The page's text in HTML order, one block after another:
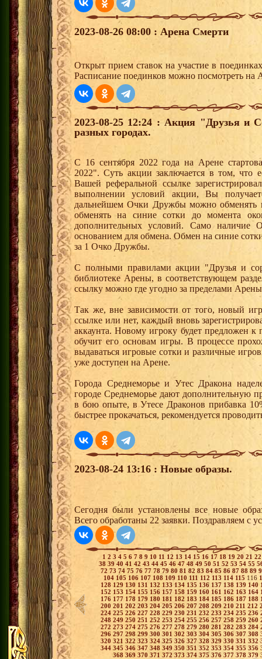
2023-08-26 08:00 : Арена Смерти
Открыт прием ставок на участие в
Расписание поединков можно посмотреть на
2023-08-25 12:24 : Акция "Друзья и
разных городах.
С 16 сентября 2022 года на Арене
2022". Суть акции заключается в том, что
Вашей реферальной ссылке
выполнении условий акции, Вы
дальнейшем Очки Дружбы можно
обменять на синие сотки до момента
дополнительных условий. Само наличие
основанием для обмена. Обмен на синие
за 1 Очко Дружбы.
С полными правилами акции "Друзья и
библиотеке Арены, в соответствующем
ссылку можно где угодно за пределами
Так же, вне зависимости от того, новый
ссылке или нет, каждый вновь
аккаунта. Новому игроку будет предложен
обучит его основам игры. В процессе
выдаваться игровые сотки и различные
уже доступен на Арене.
Города Среднеморье и Утес Дракона
городе Среднеморье дают дополнительную
в бою опыте, в Утесе Драконов прибавка
быстрее прокачаться, рекомендуется
2023-08-24 13:16 : Новые образы.
Сегодня были установлены все новые
Всего обработаны 22 заявки. Поздравляем с
1 2 3 4 5 6 7 8 9 10 11 12 13 14 15 16 17 18 19 20 21
38 39 40 41 42 43 44 45 46 47 48 49 50 51 52 53 54 55
72 73 74 75 76 77 78 79 80 81 82 83 84 85 86 87 88 89
104 105 106 107 108 109 110 111 112 113 114 115 116
128 129 130 131 132 133134 135 136 137 138 139 140
152 153 154 155 156 157 158 159 160 161 162 163 164
176 177 178 179 180 181 182 183 184 185 186 187 188
200 201 202 203 204 205 206 207 208 209 210 211 212
224 225 226 227 228 229 230 231 232 233 234 235 236
248 249 250 251 252 253 254 255 256 257 258 259 260
272 273 274 275 276 277 278 279 280 281282 283 284
296 297 298 299 300 301 302 303 304 305 306 307 308
320 321 322 323 324 325 326 327 328 329 330 331 332
344 345 346 347 348 349 350 351 352 353 354 355 356
368 369 370 371 372373 374 375 376 377 378 379